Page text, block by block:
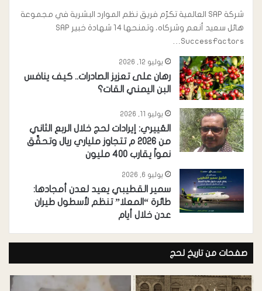
شركة SAP العالمية تكرّم فريق نظم الموارد البشرية في مجموعة
هائل سعيد أنعم وشركاه، وتمنحها 14 شهادة خبير SAP
SuccessFactors…
يوليو 12, 2026
رهان على تعزيز الصادرات.. كيف ينافس
البن اليمني القات؟
يوليو 11, 2026
العُييري: إيرادات لحج خلال الربع الثاني
من 2026 م تتجاوز ملياري ريال وتحقِّق
نمواً يقارب 400 مليون
يوليو 6, 2026
سمير القطيبي يعيد لعدن أمجادها:
طائرة “المعلا” تنظم لأسطول طيران
عدن خلال أيام
صفحات من تاريخ لحج